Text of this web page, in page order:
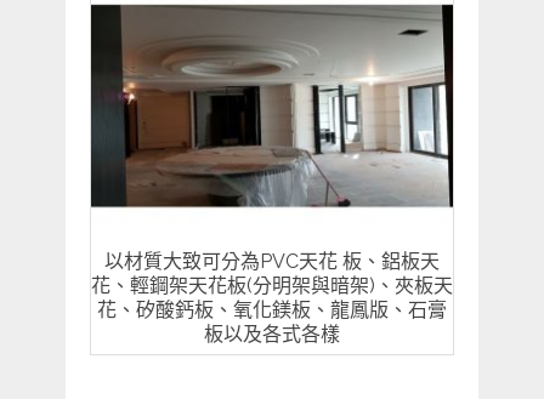
以材質大致可分為PVC天花 板、鋁板天
花、輕鋼架天花板(分明架與暗架)、夾板天
花、矽酸鈣板、氧化鎂板、龍鳳版、石膏
板以及各式各樣